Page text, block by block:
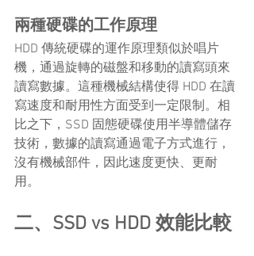
兩種硬碟的工作原理
HDD 傳統硬碟的運作原理類似於唱片
機，通過旋轉的磁盤和移動的讀寫頭來
讀寫數據。這種機械結構使得 HDD 在讀
寫速度和耐用性方面受到一定限制。相
比之下，SSD 固態硬碟使用半導體儲存
技術，數據的讀寫通過電子方式進行，
沒有機械部件，因此速度更快、更耐
用。
二、SSD vs HDD 效能比較